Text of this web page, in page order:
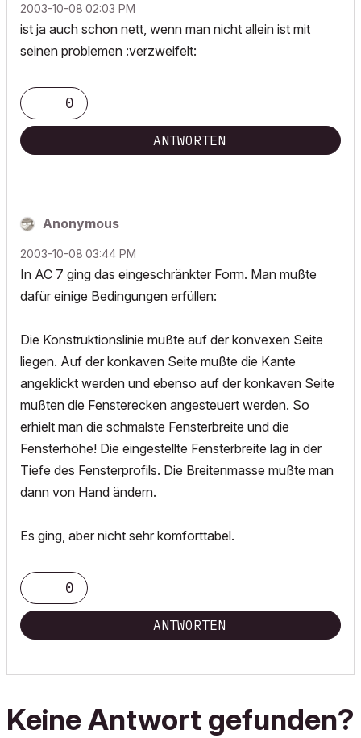
‎2003-10-08 02:03 PM
ist ja auch schon nett, wenn man nicht allein ist mit
seinen problemen :verzweifelt:
0
ANTWORTEN
Anonymous
‎2003-10-08 03:44 PM
In AC 7 ging das eingeschränkter Form. Man mußte
dafür einige Bedingungen erfüllen:
Die Konstruktionslinie mußte auf der konvexen Seite
liegen. Auf der konkaven Seite mußte die Kante
angeklickt werden und ebenso auf der konkaven Seite
mußten die Fensterecken angesteuert werden. So
erhielt man die schmalste Fensterbreite und die
Fensterhöhe! Die eingestellte Fensterbreite lag in der
Tiefe des Fensterprofils. Die Breitenmasse mußte man
dann von Hand ändern.
Es ging, aber nicht sehr komforttabel.
0
ANTWORTEN
Keine Antwort gefunden?